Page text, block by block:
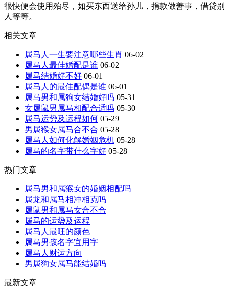
很快便会使用殆尽，如买东西送给孙儿，捐款做善事，借贷别
人等等。
相关文章
属马人一生要注意哪些生肖 06-02
属马人最佳婚配是谁 06-02
属马结婚好不好 06-01
属马人的最佳配偶是谁 06-01
属马男和属狗女结婚好吗 05-31
女属鼠男属马相配合适吗 05-30
属马运势及运程如何 05-29
男属猴女属马合不合 05-28
属马人如何化解婚姻危机 05-28
属马的名字带什么字好 05-28
热门文章
属马男和属猴女的婚姻相配吗
属龙和属马相冲相克吗
属鼠男和属马女合不合
属马的运势及运程
属马人最旺的颜色
属马男孩名字宜用字
属马人财运方向
男属狗女属马能结婚吗
最新文章